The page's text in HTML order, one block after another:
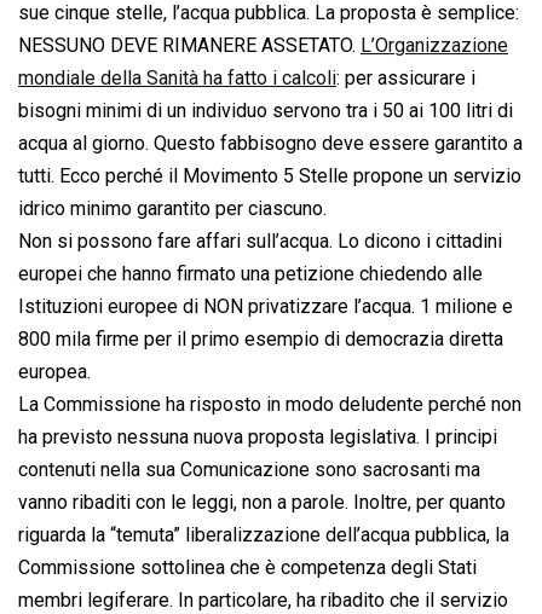
sue cinque stelle, l’acqua pubblica. La proposta è semplice:
NESSUNO DEVE RIMANERE ASSETATO. L’Organizzazione
mondiale della Sanità ha fatto i calcoli: per assicurare i
bisogni minimi di un individuo servono tra i 50 ai 100 litri di
acqua al giorno. Questo fabbisogno deve essere garantito a
tutti. Ecco perché il Movimento 5 Stelle propone un servizio
idrico minimo garantito per ciascuno.
Non si possono fare affari sull’acqua. Lo dicono i cittadini
europei che hanno firmato una petizione chiedendo alle
Istituzioni europee di NON privatizzare l’acqua. 1 milione e
800 mila firme per il primo esempio di democrazia diretta
europea.
La Commissione ha risposto in modo deludente perché non
ha previsto nessuna nuova proposta legislativa. I principi
contenuti nella sua Comunicazione sono sacrosanti ma
vanno ribaditi con le leggi, non a parole. Inoltre, per quanto
riguarda la “temuta” liberalizzazione dell’acqua pubblica, la
Commissione sottolinea che è competenza degli Stati
membri legiferare. In particolare, ha ribadito che il servizio